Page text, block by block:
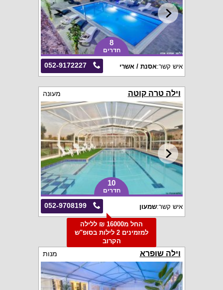
8
חדרים
052-9172227 איש קשר:אסנת / אשרי
וילה טרה קוטה מעונה
10
חדרים
052-9708199 איש קשר:שמעון
החל מ16000 ₪ ללילה
למזמינים 2 לילות בסופ"ש
הקרוב
וילה שופרא מנות